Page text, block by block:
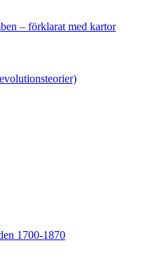
– förklarat med kartor
1700-1870